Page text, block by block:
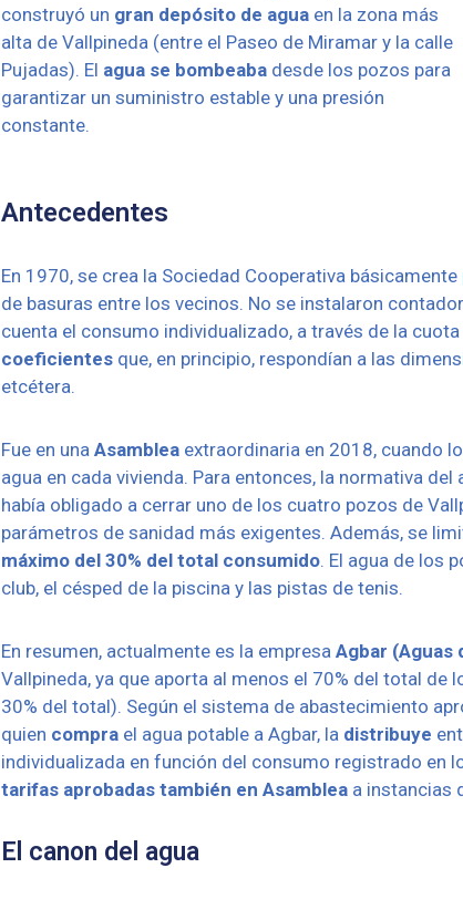
construyó un gran depósito de agua en la zona más
alta de Vallpineda (entre el Paseo de Miramar y la calle
Pujadas). El agua se bombeaba desde los pozos para
garantizar un suministro estable y una presión
constante.
Antecedentes
En 1970, se crea la Sociedad Cooperativa básicamente
de basuras entre los vecinos. No se instalaron
cuenta el consumo individualizado, a través de la
coeficientes que, en principio, respondían a las
etcétera.
Fue en una Asamblea extraordinaria en 2018, cuando
agua en cada vivienda. Para entonces, la normativa del
había obligado a cerrar uno de los cuatro pozos de
parámetros de sanidad más exigentes. Además, se
máximo del 30% del total consumido. El agua de los
club, el césped de la piscina y las pistas de tenis.
En resumen, actualmente es la empresa Agbar (Aguas
Vallpineda, ya que aporta al menos el 70% del total
30% del total). Según el sistema de abastecimiento
quien compra el agua potable a Agbar, la distribuye
individualizada en función del consumo registrado en
tarifas aprobadas también en Asamblea a instancias
El canon del agua